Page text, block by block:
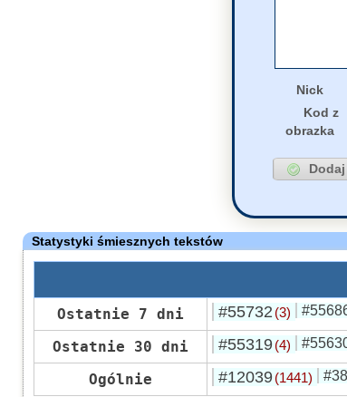
Nick
Kod z
obrazka
Statystyki śmiesznych tekstów
Ostatnie 7 dni
#55732 (3)
Ostatnie 30 dni #55319 (4)
Ogólnie #12039 (1441)